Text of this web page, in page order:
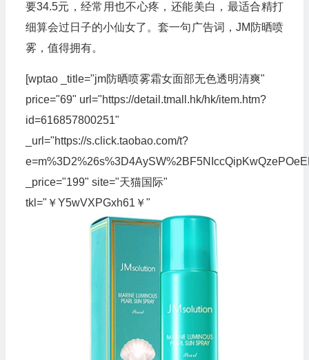
要34.5元，经常用也不心疼，还能美白，最适合精打
细算会过日子的小仙女了。套一句广告词，JM防晒喷
雾，值得拥有。
[wptao _title="jm防晒喷雾霜女面部无色透明清爽"
price="69" url="https://detail.tmall.hk/hk/item.htm?
id=616857800251"
_url="https://s.click.taobao.com/t?
_price="199" site="天猫国际"
tkl="￥Y5wVXPGxh61￥"